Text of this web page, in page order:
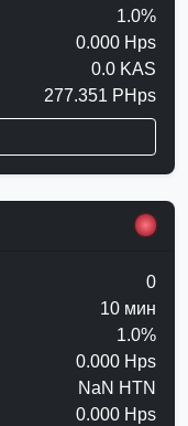
1.0%
0.000 Hps
0.0 KAS
277.351 PHps
0
10 мин
1.0%
0.000 Hps
NaN HTN
0.000 Hps